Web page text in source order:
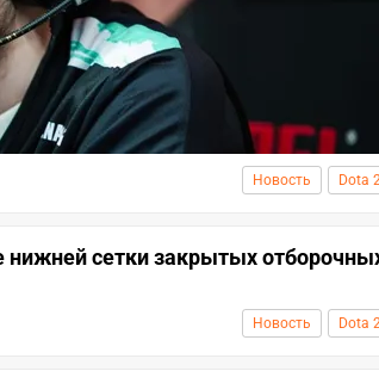
Новость Dota
нижней сетки закрытых
Новость Dota